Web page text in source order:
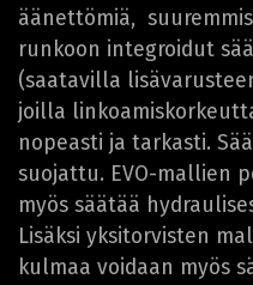
äänettömiä,
runkoon integroidut
(saatavilla
joilla
nopeasti ja tarkasti.
suojattu. EVO-mallien
myös säätää
Lisäksi yksitorvisten
kulmaa voidaan myös